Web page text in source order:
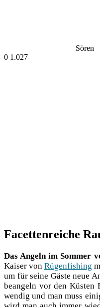
Sören
0 1.027
Facettenreiche
Das Angeln im Som­mer
Kai­ser von Rügen­fi­shing
um für sei­ne Gäs­te neue
be­an­geln vor den Küs­ten
wen­dig und man muss